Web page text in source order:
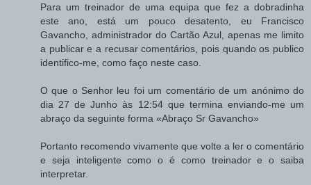
Para um treinador de uma equipa que fez a dobradinha
este ano, está um pouco desatento, eu Francisco
Gavancho, administrador do Cartão Azul, apenas me limito
a publicar e a recusar comentários, pois quando os publico
identifico-me, como faço neste caso.
O que o Senhor leu foi um comentário de um anónimo do
dia 27 de Junho às 12:54 que termina enviando-me um
abraço da seguinte forma «Abraço Sr Gavancho»
Portanto recomendo vivamente que volte a ler o comentário
e seja inteligente como o é como treinador e o saiba
interpretar.